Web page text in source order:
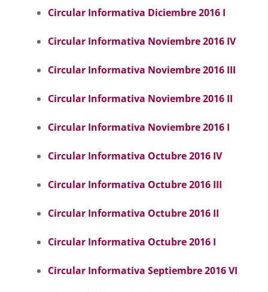
Circular Informativa Diciembre 2016 I
Circular Informativa Noviembre 2016 IV
Circular Informativa Noviembre 2016 III
Circular Informativa Noviembre 2016 II
Circular Informativa Noviembre 2016 I
Circular Informativa Octubre 2016 IV
Circular Informativa Octubre 2016 III
Circular Informativa Octubre 2016 II
Circular Informativa Octubre 2016 I
Circular Informativa Septiembre 2016 VI